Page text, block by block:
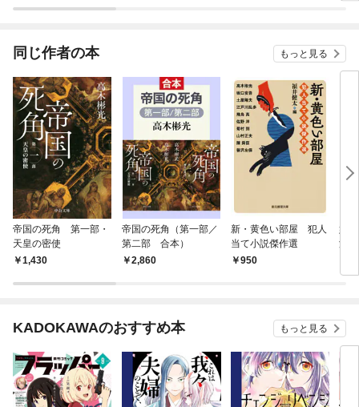
同じ作者の本 もっと見る
帝国の死角 第一部・
天皇の密使
1,430
帝国の死角（第一部／
第二部 合本）
2,860
新・黄色い部屋 犯人
当て小説傑作選
950
妖
津
KADOKAWAのおすすめ本 もっと見る